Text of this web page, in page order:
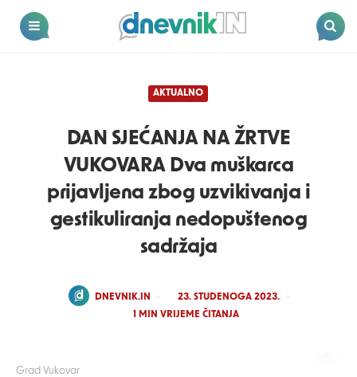
Dnevnik.in
Grad Vukovar
AKTUALNO
DAN SJEĆANJA NA ŽRTVE
VUKOVARA Dva muškarca
prijavljena zbog uzvikivanja i
gestikuliranja nedopuštenog
sadržaja
POSTED
DNEVNIK.IN
23. STUDENOGA 2023.
1 MIN VRIJEME ČITANJA